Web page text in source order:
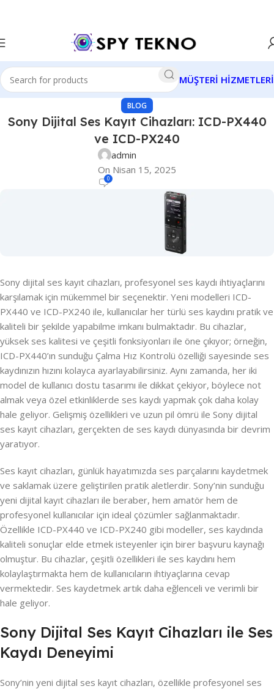
MÜŞTERİ HİZMETLERİ
BLOG
Sony Dijital Ses Kayıt Cihazları: ICD-PX440
ve ICD-PX240
admin
On Nisan 15, 2025
0
Sony dijital ses kayıt cihazları, profesyonel ses kaydı ihtiyaçlarını
karşılamak için mükemmel bir seçenektir. Yeni modelleri ICD-
PX440 ve ICD-PX240 ile, kullanıcılar her türlü ses kaydını pratik ve
kaliteli bir şekilde yapabilme imkanı bulmaktadır. Bu cihazlar,
yüksek ses kalitesi ve çeşitli fonksiyonları ile öne çıkıyor; örneğin,
ICD-PX440’ın sunduğu Çalma Hız Kontrolü özelliği sayesinde ses
kaydınızın hızını kolayca ayarlayabilirsiniz. Aynı zamanda, her iki
model de kullanıcı dostu tasarımı ile dikkat çekiyor, böylece not
almak veya özel etkinliklerde ses kaydı yapmak çok daha kolay
hale geliyor. Gelişmiş özellikleri ve uzun pil ömrü ile Sony dijital
ses kayıt cihazları, gerçekten de ses kaydı dünyasında bir devrim
yaratıyor.
Ses kayıt cihazları, günlük hayatımızda ses parçalarını kaydetmek
ve saklamak üzere geliştirilen pratik aletlerdir. Sony’nin sunduğu
yeni dijital kayıt cihazları ile beraber, hem amatör hem de
profesyonel kullanıcılar için ideal çözümler sağlanmaktadır.
Özellikle ICD-PX440 ve ICD-PX240 gibi modeller, ses kaydında
kaliteli sonuçlar elde etmek isteyenler için birer başvuru kaynağı
olmuştur. Bu cihazlar, çeşitli özellikleri ile ses kaydını hem
kolaylaştırmakta hem de kullanıcıların ihtiyaçlarına cevap
vermektedir. Ses kaydetmek artık daha eğlenceli ve verimli bir
hale geliyor.
Sony Dijital Ses Kayıt Cihazları ile Ses
Kaydı Deneyimi
Sony’nin yeni dijital ses kayıt cihazları, özellikle profesyonel ses